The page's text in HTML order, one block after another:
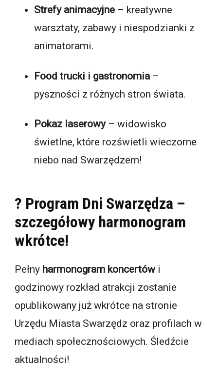
Strefy animacyjne – kreatywne
warsztaty, zabawy i niespodzianki z
animatorami.
Food trucki i gastronomia –
pyszności z różnych stron świata.
Pokaz laserowy– widowisko
świetlne, które rozświetli wieczorne
niebo nad Swarzędzem!
? Program Dni Swarzędza –
szczegółowy harmonogram
wkrótce!
Pełny harmonogram koncertówi
godzinowy rozkład atrakcji zostanie
opublikowany już wkrótce na stronie
Urzędu Miasta Swarzędz oraz profilach w
mediach społecznościowych. Śledźcie
aktualności!